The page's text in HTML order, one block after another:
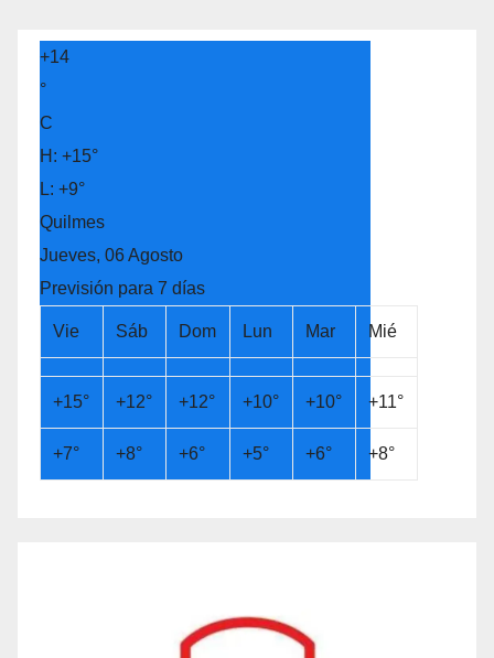
+14
°
C
H: +15°
L: +9°
Quilmes
Jueves, 06 Agosto
Previsión para 7 días
Vie Sáb Dom Lun Mar Mié
+15° +12° +12° +10° +10° +11°
+7° +8° +6° +5° +6° +8°